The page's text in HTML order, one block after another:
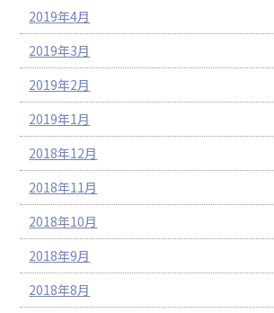
2019年4月
2019年3月
2019年2月
2019年1月
2018年12月
2018年11月
2018年10月
2018年9月
2018年8月